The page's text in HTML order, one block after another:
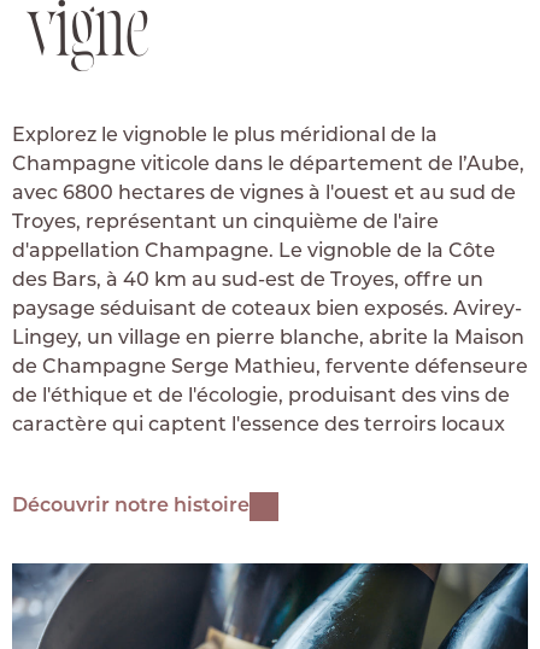
vigne
Explorez le vignoble le plus méridional de la
Champagne viticole dans le département de l’Aube,
avec 6800 hectares de vignes à l'ouest et au sud de
Troyes, représentant un cinquième de l'aire
d'appellation Champagne. Le vignoble de la Côte
des Bars, à 40 km au sud-est de Troyes, offre un
paysage séduisant de coteaux bien exposés. Avirey-
Lingey, un village en pierre blanche, abrite la Maison
de Champagne Serge Mathieu, fervente défenseure
de l'éthique et de l'écologie, produisant des vins de
caractère qui captent l'essence des terroirs locaux
Découvrir notre histoire